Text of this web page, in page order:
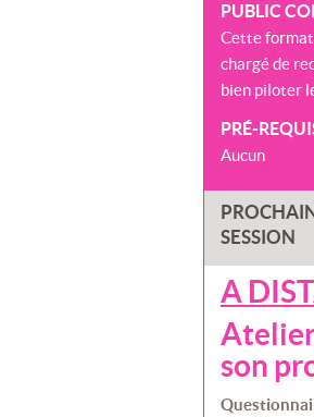
PUBLIC
Cette
chargé de
bien piloter
PRÉ-
Aucun
SESSION
A
son